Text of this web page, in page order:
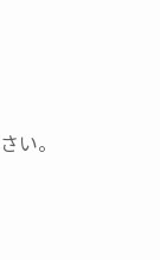
い。